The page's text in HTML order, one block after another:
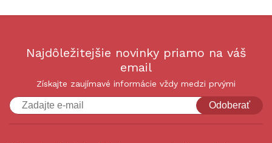
Najdôležitejšie novinky priamo na váš
email
Získajte zaujímavé informácie vždy medzi prvými
Odoberať